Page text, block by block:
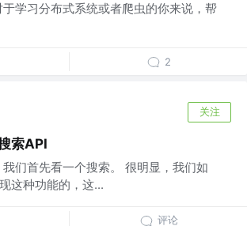
学习分布式系统或者爬虫的你来说，帮
2
关注
索API
们首先看一个搜索。 很明显，我们如
这种功能的，这...
评论